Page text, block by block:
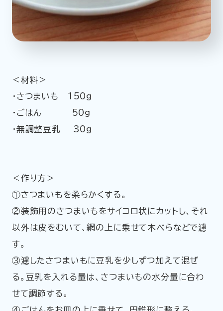
＜材料＞
・さつまいも 150g
・ごはん 50g
・無調整豆乳 30g
＜作り方＞
①さつまいもを柔らかくする。
②装飾用のさつまいもをサイコロ状にカットし、それ
以外は皮をむいて、網の上に乗せて木べらなどで濾
す。
③濾したさつまいもに豆乳を少しずつ加えて混ぜ
る。豆乳を入れる量は、さつまいもの水分量に合わ
せて調節する。